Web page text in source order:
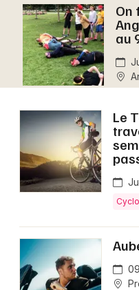
Foires & salons
Spectacles
Concerts
Sports
Sorties famille
Sorties & loisirs
Cette semaine en
Montpellier
Nantes
Nice
Paris
Strasbourg
Toulouse
Toutes les villes
On
au
Le